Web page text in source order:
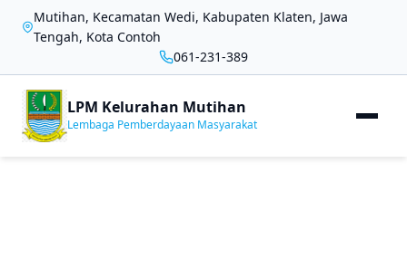
Mutihan, Kecamatan Wedi, Kabupaten Klaten, Jawa
Tengah, Kota Contoh
061-231-389
LPM Kelurahan Mutihan
Lembaga Pemberdayaan Masyarakat